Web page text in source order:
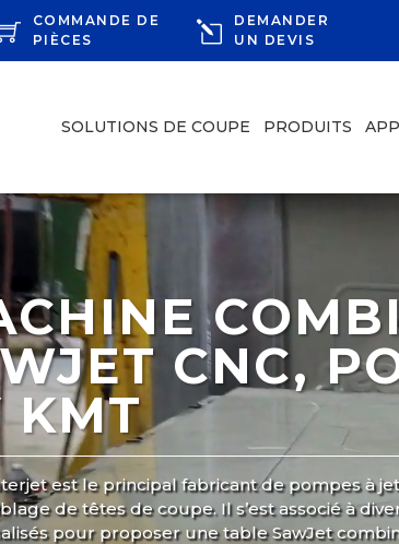
COMMANDE DE
PIÈCES
DEMANDER
UN DEVIS
SOLUTIONS DE COUPE PRODUITS
CNC,
KMT
est le principal fabricant de pompes à
de têtes de coupe. Il s’est associé à
pour proposer une table SawJet